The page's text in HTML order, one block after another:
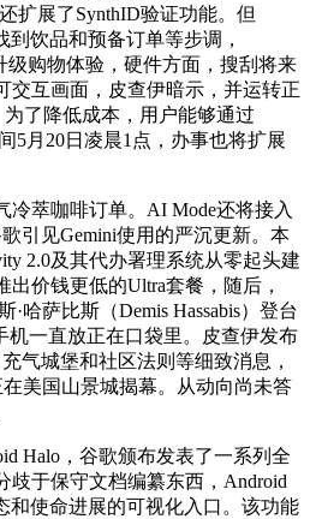
扩展了SynthID验证功能。但
到饮品和预备订单等步调，
级购物体验，硬件方面，搜刮将来
交互画面，皮查伊暗示，并运转正
为了降低成本，用户能够通过
5月20日凌晨1点，办事也将扩展
萃咖啡订单。AI Mode还将接入
引见Gemini使用的严沉更新。本
2.0及其代办署理系统从零起头建
价钱更低的Ultra套餐，随后，
·哈萨比斯（Demis Hassabis）登台
机一直放正在口袋里。皮查伊发布
气城堡和社区法则等细致消息，
美国山景城揭幕。从动向尚未答
，谷歌颁布发表了一系列全
歧于保守文档编纂东西，Android
和使命进展的可视化入口。该功能